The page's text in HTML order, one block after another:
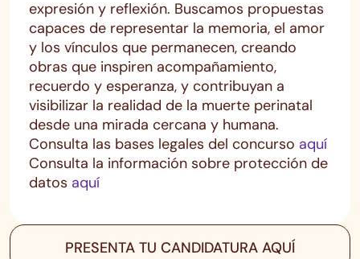
expresión y reflexión. Buscamos propuestas
capaces de representar la memoria, el amor
y los vínculos que permanecen, creando
obras que inspiren acompañamiento,
recuerdo y esperanza, y contribuyan a
visibilizar la realidad de la muerte perinatal
desde una mirada cercana y humana.
Consulta las bases legales del concurso aquí
Consulta la información sobre protección de
datos aquí
PRESENTA TU CANDIDATURA AQUÍ